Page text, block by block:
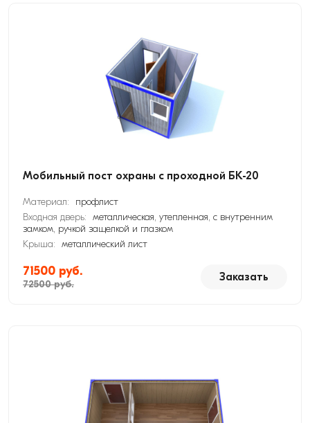
Мобильный пост охраны с проходной БК-20
Материал:
профлист
Входная дверь: металлическая, утепленная, с внутренним
замком, ручкой защелкой и глазком
Крыша: металлический лист
71500 руб.
72500 руб.
Заказать